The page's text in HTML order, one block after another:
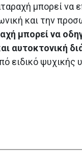
μπορεί να
και την
μπορεί να
αυτοκτονική
ειδικό ψυχικής